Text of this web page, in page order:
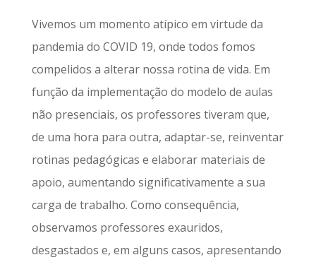
Vivemos um momento atípico em virtude da
pandemia do COVID 19, onde todos fomos
compelidos a alterar nossa rotina de vida. Em
função da implementação do modelo de aulas
não presenciais, os professores tiveram que,
de uma hora para outra, adaptar-se, reinventar
rotinas pedagógicas e elaborar materiais de
apoio, aumentando significativamente a sua
carga de trabalho. Como consequência,
observamos professores exauridos,
desgastados e, em alguns casos, apresentando